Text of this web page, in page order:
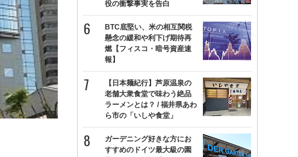
役の衝撃事実を告白
BTC底堅い、米の相互関税
懸念の緩和や利下げ期待再
燃【フィスコ・暗号資産速
報】
【日本麺紀行】芦原温泉の
老舗大衆食堂で味わう絶品
ラーメンとは？ / 福井県あわ
ら市の「いしや食堂」
ガーデニング好きな方にお
すすめのドイツ最大級の園